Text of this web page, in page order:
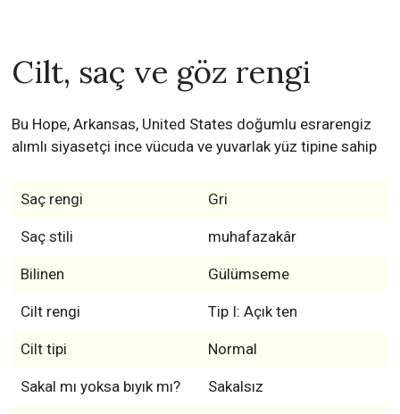
Cilt, saç ve göz rengi
Bu Hope, Arkansas, United States doğumlu esrarengiz
alımlı siyasetçi ince vücuda ve yuvarlak yüz tipine sahip
Saç rengi Gri
Saç stili muhafazakâr
Bilinen Gülümseme
Cilt rengi Tip I: Açık ten
Cilt tipi Normal
Sakal mı yoksa bıyık mı? Sakalsız